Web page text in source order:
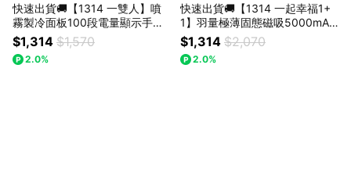
快速出貨🚚【1314 一雙人】噴
霧製冷面板100段電量顯示手持
風扇RK30 + 38W氮化鎵雙孔充
電器 RB70 RASTO
$1,314 $1,570
2.0%
快速出貨🚚【1314 一起幸福1+
1】羽量極薄固態磁吸5000mAh
行動電源RB69 + 半導體高速製
冷手持風扇RK24 RASTO
$1,314 $2,070
2.0%